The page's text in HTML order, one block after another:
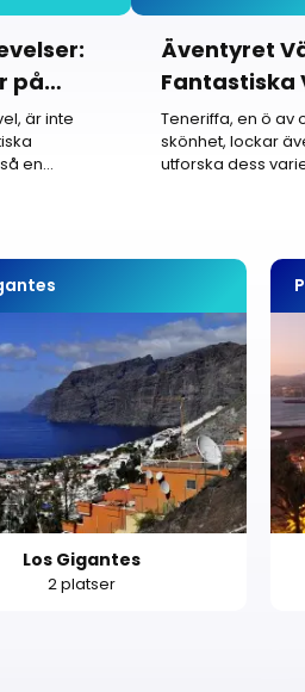
på
är inte
en
Äventyret
Fantastiska
att Uppleva
Teneriffa, en ö av
skönhet, lockar
utforska dess
Los Gigantes
2 platser